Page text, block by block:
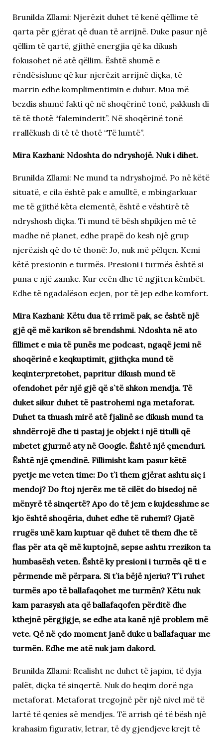
Brunilda Zllami: Njerëzit duhet të kenë qëllime të
qarta për gjërat që duan të arrijnë. Duke pasur një
qëllim të qartë, gjithë energjia që ka dikush
fokusohet në atë qëllim. Është shumë e
rëndësishme që kur njerëzit arrijnë diçka, të
marrin edhe komplimentimin e duhur. Mua më
bezdis shumë fakti që në shoqërinë tonë, pakkush di
të të thotë “faleminderit”. Në shoqërinë tonë
rrallëkush di të të thotë “Të lumtë”.
Mira Kazhani: Ndoshta do ndryshojë. Nuk i dihet.
Brunilda Zllami: Ne mund ta ndryshojmë. Po në këtë
situatë, e cila është pak e amulltë, e mbingarkuar
me të gjithë këta elementë, është e vështirë të
ndryshosh diçka. Ti mund të bësh shpikjen më të
madhe në planet, edhe prapë do kesh një grup
njerëzish që do të thonë: Jo, nuk më pëlqen. Kemi
këtë presionin e turmës. Presioni i turmës është si
puna e një zamke. Kur ecën dhe të ngjiten këmbët.
Edhe të ngadalëson ecjen, por të jep edhe komfort.
Mira Kazhani: Këtu dua të rrimë pak, se është një
gjë që më karikon së brendshmi. Ndoshta në ato
fillimet e mia të punës me podcast, ngaqë jemi në
shoqërinë e keqkuptimit, gjithçka mund të
keqinterpretohet, papritur dikush mund të
ofendohet për një gjë që s`të shkon mendja. Të
duket sikur duhet të pastrohemi nga metaforat.
Duhet ta thuash mirë atë fjalinë se dikush mund ta
shndërrojë dhe ti pastaj je objekt i një titulli që
mbetet gjurmë aty në Google. Është një çmenduri.
Është një çmendinë. Fillimisht kam pasur këtë
pyetje me veten time: Do t`i them gjërat ashtu siç i
mendoj? Do ftoj njerëz me të cilët do bisedoj në
mënyrë të sinqertë? Apo do të jem e kujdesshme se
kjo është shoqëria, duhet edhe të ruhemi? Gjatë
rrugës unë kam kuptuar që duhet të them dhe të
flas për ata që më kuptojnë, sepse ashtu rrezikon ta
humbasësh veten. Është ky presioni i turmës që ti e
përmende më përpara. Si t`ia bëjë njeriu? T`i ruhet
turmës apo të ballafaqohet me turmën? Këtu nuk
kam parasysh ata që ballafaqofen përditë dhe
kthejnë përgjigje, se edhe ata kanë një problem më
vete. Që në çdo moment janë duke u ballafaquar me
turmën. Edhe me atë nuk jam dakord.
Brunilda Zllami: Realisht ne duhet të japim, të dyja
palët, diçka të sinqertë. Nuk do heqim dorë nga
metaforat. Metaforat tregojnë për një nivel më të
lartë të qenies së mendjes. Të arrish që të bësh një
krahasim figurativ, letrar, të dy gjendjeve krejt të